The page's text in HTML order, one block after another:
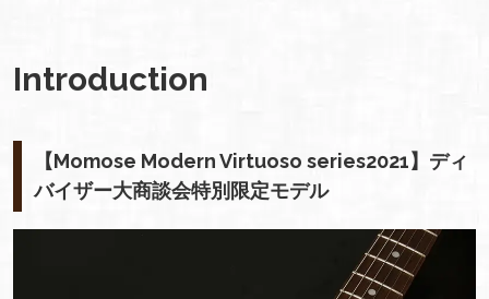
Introduction
【Momose Modern Virtuoso series2021】ディ
バイザー大商談会特別限定モデル